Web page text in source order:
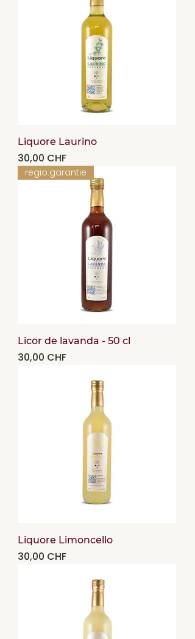
Liquore Laurino
Precio
30,00 CHF
regio.garantie
Licor de lavanda - 50 cl
Precio
30,00 CHF
Liquore Limoncello
Precio
30,00 CHF